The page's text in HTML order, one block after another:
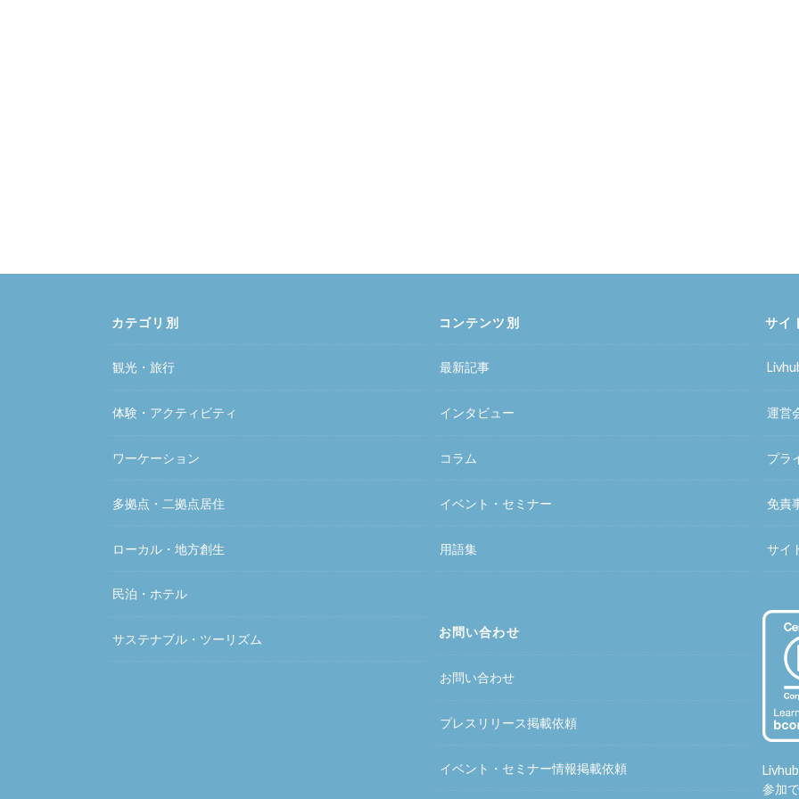
カテゴリ別
観光・旅行
体験・アクティビティ
ワーケーション
多拠点・二拠点居住
ローカル・地方創生
民泊・ホテル
サステナブル・ツーリズム
コンテンツ別
最新記事
インタビュー
コラム
イベント・セミナー
用語集
お問い合わせ
お問い合わせ
プレスリリース掲載依頼
イベント・セミナー情報掲載依頼
サイ
運営
プラ
免責
サイ
参加